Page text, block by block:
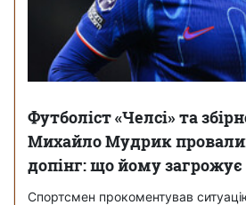
Футболіст «Челсі» та
Михайло Мудрик
допінг: що йому загрожує
Спортсмен прокоментував